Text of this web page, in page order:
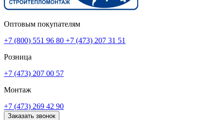
Оптовым покупателям
+7 (800) 551 96 80 +7 (473) 207 31 51
Розница
+7 (473) 207 00 57
Монтаж
+7 (473) 269 42 90
Заказать звонок